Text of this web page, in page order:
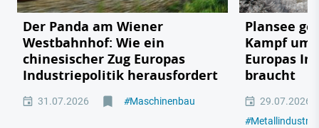
Der Panda am Wiener
Westbahnhof: Wie ein
chinesischer Zug Europas
Industriepolitik herausfordert
31.07.2026 #Maschinenbau
Plansee
Kampf um
Europas
braucht
29.07.2026
#Metallindustrie